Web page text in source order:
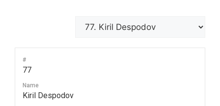
#
77
Name
Kiril Despodov